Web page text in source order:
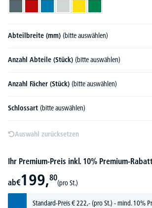
Abteilbreite (mm) (bitte auswählen)
Anzahl Abteile (Stück) (bitte auswählen)
Anzahl Fächer (Stück) (bitte auswählen)
Schlossart (bitte auswählen)
Auswahl zurücksetzen
Ihr Premium-Preis inkl. 10% Premium-
ab€199,80
(pro St.)
Standard-Preis€222,-(pro St.) - mind. 10%